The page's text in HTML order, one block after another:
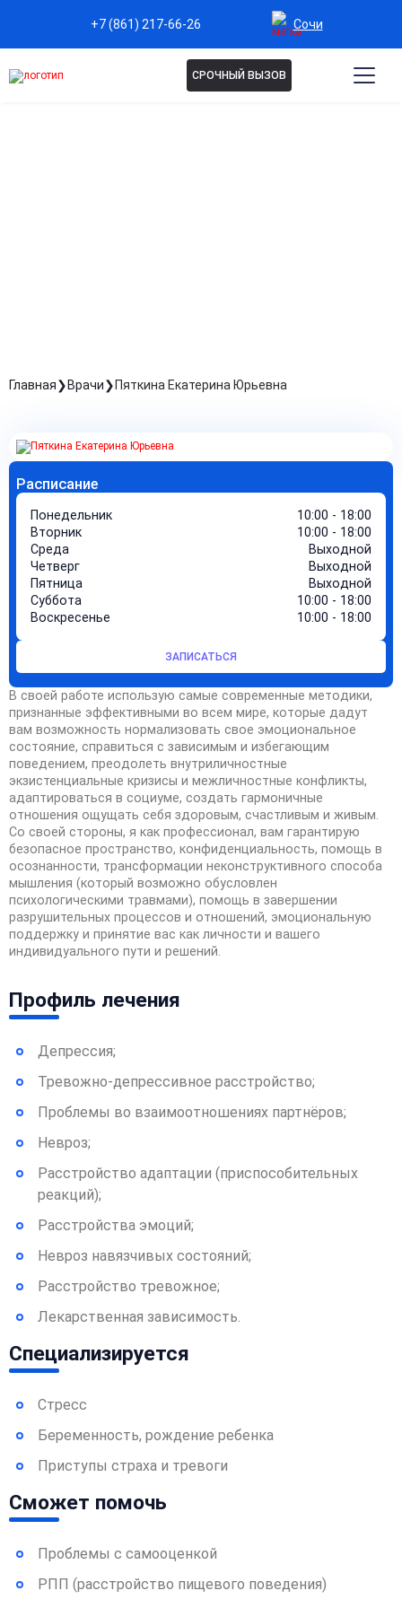
+7 (861) 217-66-26 Сочи
СРОЧНЫЙ ВЫЗОВ
Главная Врачи Пяткина Екатерина Юрьевна
Расписание
Понедельник
10:00 - 18:00
Вторник
10:00 - 18:00
Среда
Выходной
Четверг
Выходной
Пятница
Выходной
Суббота
10:00 - 18:00
Воскресенье
10:00 - 18:00
ЗАПИСАТЬСЯ
В своей работе использую самые современные методики,
признанные эффективными во всем мире, которые дадут
вам возможность нормализовать свое эмоциональное
состояние, справиться с зависимым и избегающим
поведением, преодолеть внутриличностные
экзистенциальные кризисы и межличностные конфликты,
адаптироваться в социуме, создать гармоничные
отношения ощущать себя здоровым, счастливым и живым.
Со своей стороны, я как профессионал, вам гарантирую
безопасное пространство, конфиденциальность, помощь в
осознанности, трансформации неконструктивного способа
мышления (который возможно обусловлен
психологическими травмами), помощь в завершении
разрушительных процессов и отношений, эмоциональную
поддержку и принятие вас как личности и вашего
индивидуального пути и решений.
Профиль лечения
Депрессия;
Тревожно-депрессивное расстройство;
Проблемы во взаимоотношениях партнёров;
Невроз;
Расстройство адаптации (приспособительных
реакций);
Расстройства эмоций;
Невроз навязчивых состояний;
Расстройство тревожное;
Лекарственная зависимость.
Специализируется
Стресс
Беременность, рождение ребенка
Приступы страха и тревоги
Сможет помочь
Проблемы с самооценкой
РПП (расстройство пищевого поведения)